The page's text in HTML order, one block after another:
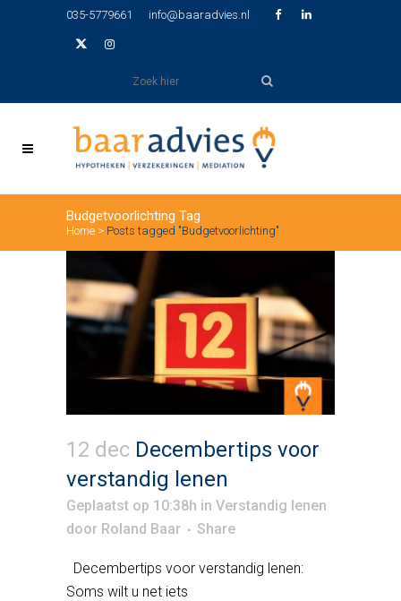
035-5779661 info@baaradvies.nl
Budgetvoorlichting Tag
Home > Posts tagged "Budgetvoorlichting"
12 dec Decembertips voor
verstandig lenen
Geplaatst op 10:38h in Verstandig lenen
door Roland Baar Share
Decembertips voor verstandig lenen:
Soms wilt u net iets